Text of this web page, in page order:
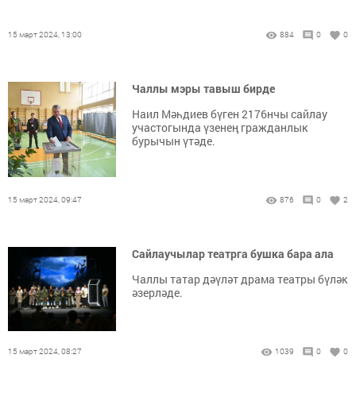
15 март 2024, 13:00 884 0 0
Чаллы мэры тавыш бирде
Наил Мәһдиев бүген 2176нчы сайлау
участогында үзенең гражданлык
бурычын үтәде.
15 март 2024, 09:47 876 0 2
Сайлаучылар театрга бушка бара ала
Чаллы татар дәүләт драма театры бүләк
әзерләде.
15 март 2024, 08:27 1039 0 0